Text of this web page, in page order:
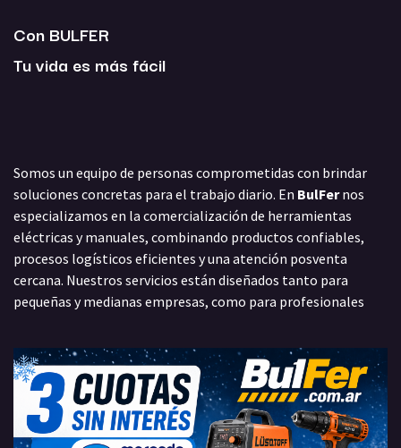
Con BULFER
Tu vida es más fácil
Somos un equipo de personas comprometidas con brindar
soluciones concretas para el trabajo diario. En BulFernos
especializamos en la comercialización de herramientas
eléctricas y manuales, combinando productos confiables,
procesos logísticos eficientes y una atención posventa
cercana. Nuestros servicios están diseñados tanto para
pequeñas y medianas empresas, como para profesionales